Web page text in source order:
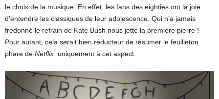
le choix de la musique. En effet, les fans des eighties ont la joie
d’entendre les classiques de leur adolescence. Qui n’a jamais
fredonné le refrain de Kate Bush nous jette la première pierre !
Pour autant, cela serait bien réducteur de résumer le feuilleton
phare de Netflix uniquement à cet aspect.